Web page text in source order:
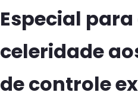
Especial
celeridade
de controle